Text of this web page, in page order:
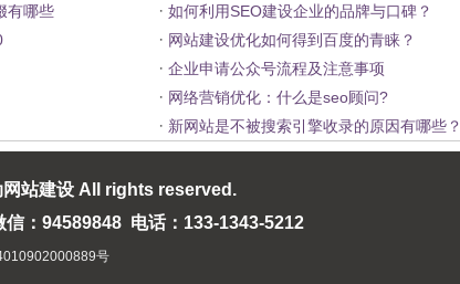
有哪些 · 如何利用SEO建设企业的品牌与口碑？
· 网站建设优化如何得到百度的青睐？
· 企业申请公众号流程及注意事项
· 网络营销优化：什么是seo顾问?
· 新网站是不被搜索引擎收录的原因有哪些？
站建设 All rights reserved.
：94589848 电话：133-1343-5212
号